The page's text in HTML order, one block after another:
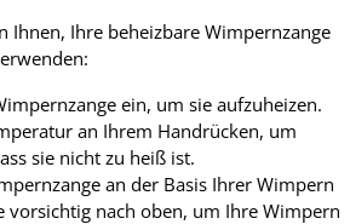
Ihnen, Ihre beheizbare Wimpernzange
ein, um sie aufzuheizen.
an Ihrem Handrücken, um
sie nicht zu heiß ist.
an der Basis Ihrer Wimpern
vorsichtig nach oben, um Ihre Wimpern